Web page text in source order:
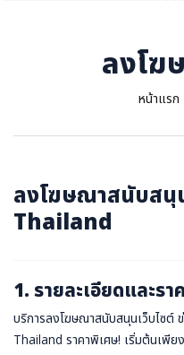
โทรศัพท์มือถือ
การศึกษา
ศิลปะ, วัฒนธรรม
การเมือง
ราชการ, รัฐวิสาหกิจ
ธุรกิจ, สังคม
ลงโฆ
หน้าแรก
ลงโฆษณาสนับสนุ
Thailand
1. รายละเอียดและรา
บริการลงโฆษณาสนับสนุนเว็บไซต์
Thailand ราคาพิเศษ! เริ่มต้นเพี